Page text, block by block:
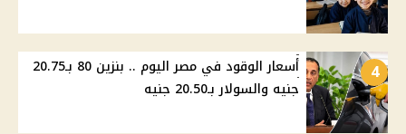
4
أسعار الوقود في مصر اليوم .. بنزين 80 بـ20.75
جنيه والسولار بـ20.50 جنيه